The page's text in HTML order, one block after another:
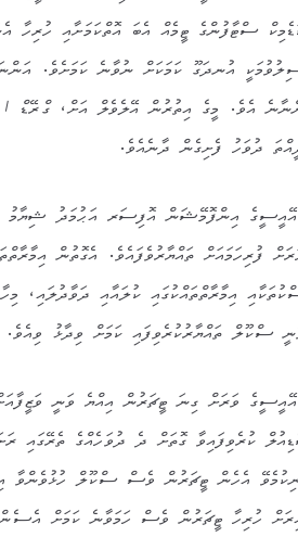
ސްޓާފުންގެ ޓީމެއް އެބަ އޮތްކަމަށާއި ހުރިހާ
ދުވަހު ފެށިގެން ދާނެއެވެ.
އިންފޮމޭޝަން އޮފިސަރ އަޙުމަދު ޝިޔާމު
ފުރިހަމައަށް ތައްޔާރުވެފައެވެ. އެގޮތުން
އިމާރާތްތައްކުގައި ކުލައާއި ދަވާދުލައި،
ސްކޫލް ތައްޔާރުކުރެވިފައި ކަމަށް ވިދާޅު ވިއެވެ.
ކުރެވިފައިވާ ގޮތަށް ދެ ދުވަހެއްގެ ތެރޭގައި
އެހެން ޓީޗަރުން ވެސް ސްކޫލް ހުޅުވެންވާ
ހުރިހާ ޓީޗަރުން ވެސް ހަމަވާނެ ކަމަށް